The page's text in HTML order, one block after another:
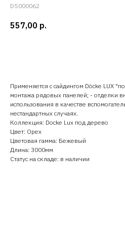
DS000062
557,00 р.
Применяется с сайдингом Döcke LUX
монтажа рядовых панелей; - отделки
использования в качестве
нестандартных случаях.
Коллекция: Docke Lux под дерево
Цвет: Орех
Цветовая гамма: Бежевый
Длина: 3000мм
Статус на складе: в наличии